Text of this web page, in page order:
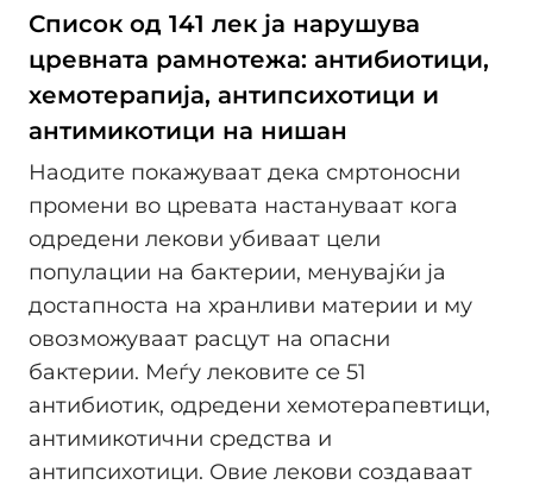
Список од 141 лек ја нарушува
цревната рамнотежа: антибиотици,
хемотерапија, антипсихотици и
антимикотици на нишан
Наодите покажуваат дека смртоносни
промени во цревата настануваат кога
одредени лекови убиваат цели
популации на бактерии, менувајќи ја
достапноста на хранливи материи и му
овозможуваат расцут на опасни
бактерии. Меѓу лековите се 51
антибиотик, одредени хемотерапевтици,
антимикотични средства и
антипсихотици. Овие лекови создаваат